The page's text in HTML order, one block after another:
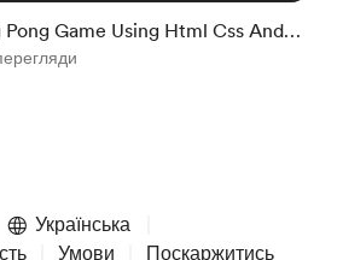
Game Using Html Css And
Українська
Умови Поскаржитись